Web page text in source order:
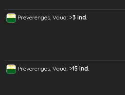
Préverenges, Vaud: >3 ind.
Préverenges, Vaud: >15 ind.